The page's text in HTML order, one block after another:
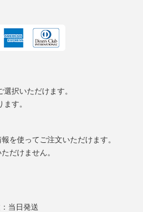
択いただけます。
す。
を使ってご注文いただけます。
だけません。
当日発送